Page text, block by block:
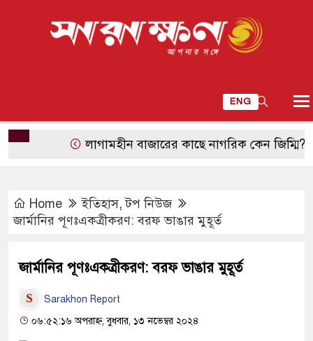
ENG
লাগামহীন বাজারের কাছে নাগরিক কেন জিম্মি?
Home ইতিহাস,টপ নিউজ
জার্মানির পূণঃএকত্রীকরণ: বরফ ভাঙার মুহূর্ত
জার্মানির পূণঃএকত্রীকরণ: বরফ ভাঙার মুহূর্ত
Sarakhon Report
০৬:৫২:১৬ অপরাহ্ন, বুধবার, ১৩ নভেম্বর ২০২৪